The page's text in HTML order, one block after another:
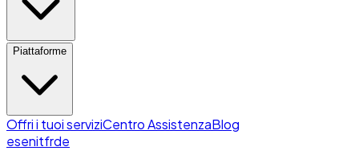
Piattaforme
Offri i tuoi serviziCentro AssistenzaBlog
esenitfrde